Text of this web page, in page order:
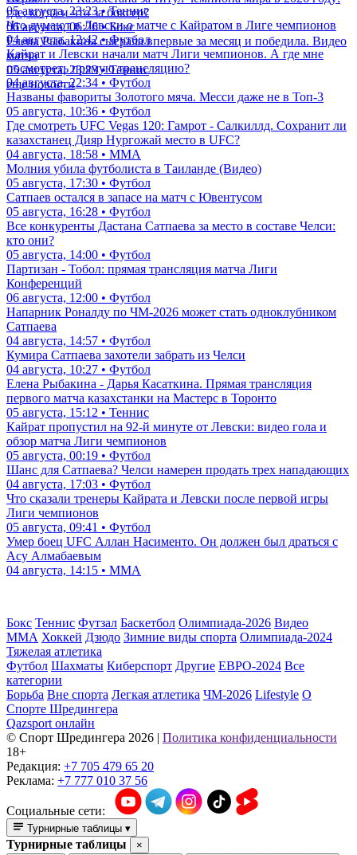
где, когда и что за боксер?
06 августа, 06:26 • Бокс
Елена Рыбакина сыграла впервые за месяц и победила. Видео
матча
05 августа, 23:23 • Теннис
еще новости
05 августа, 23:23 • Теннис
Что думают в Левски о матче с Кайратом в Лиге чемпионов
04 августа, 12:42 • Футбол
Кайрат и Левски начали матч Лиги чемпионов. А где мне
посмотреть прямую трансляцию?
04 августа, 22:34 • Футбол
Названы фавориты Золотого мяча. Месси даже не в Топ-3
05 августа, 10:36 • Футбол
Где смотреть UFC Vegas 120: Гамрот - Салкиллд. Сохранит ли
казахстанец Дияр Нургожай место в UFC?
04 августа, 18:58 • ММА
Молния убила футболиста в Таиланде (Видео)
05 августа, 17:30 • Футбол
Сатпаев остался в запасе на матч с Ювентусом
05 августа, 16:28 • Футбол
Все конкуренты Дастана Сатпаева за место в составе Челси:
кто они?
05 августа, 14:00 • Футбол
Партизан - Тобол: прямая трансляция матча Лиги
Конференций
06 августа, 12:00 • Футбол
Напарник Роналду по ЧМ-2026 может стать одноклубником
Сатпаева
04 августа, 14:57 • Футбол
Кумира Сатпаева захотели забрать из Челси
04 августа, 10:27 • Футбол
Елена Рыбакина - Дарья Касаткина. Прямая трансляция
первого матча казахстанки на Мастерс в Торонто
05 августа, 15:12 • Теннис
Кайрат пропустил на 92-й минуте от Левски: видео гола и
обзор матча Лиги чемпионов
05 августа, 00:19 • Футбол
Шанс для Сатпаева? Челси намерен продать трех нападающих
04 августа, 17:03 • Футбол
Что сказали тренеры Кайрата и Левски после первой игры
Лиги чемпионов
05 августа, 09:41 • Футбол
Умер боец UFC Аллан Насименто. Он должен был драться с
Асу Алмабаевым
04 августа, 14:15 • ММА
Бокс Теннис Футзал Баскетбол Олимпиада-2026 Видео
ММА Хоккей Дзюдо Зимние виды спорта Олимпиада-2024
Тяжелая атлетика
Футбол Шахматы Киберспорт Другие ЕВРО-2024 Все
категории
Борьба Вне спорта Легкая атлетика ЧМ-2026 Lifestyle О
Спорте Шредингера
Qazsport онлайн
© Cпорт Шредингера 2026 | Политика конфиденциальности
18+
Редакция: +7 705 479 65 20
Реклама: +7 777 010 37 56
Социальные сети:
Турнирные таблицы ▾
Турнирные таблицы
×